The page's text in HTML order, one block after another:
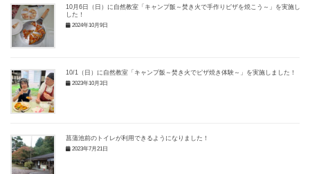
10月6日（日）に自然教室「キャンプ飯～焚き火で手作りピザを焼こう～」を実施しま
した！
2024年10月9日
10/1（日）に自然教室「キャンプ飯～焚き火でピザ焼き体験～」を実施しました！
2023年10月3日
菖蒲池前のトイレが利用できるようになりました！
2023年7月21日